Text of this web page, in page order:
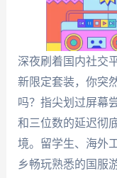
深夜刷着国内社交
新限定套装，你突
吗？指尖划过屏幕
和三位数的延迟彻
境。留学生、海外
乡畅玩熟悉的国服